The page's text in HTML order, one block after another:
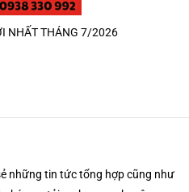
NHẤT THÁNG 7/2026
những tin tức tổng hợp cũng như